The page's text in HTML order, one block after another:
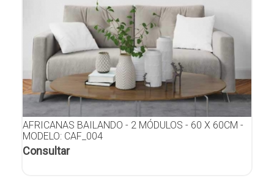
AFRICANAS BAILANDO - 2 MÓDULOS - 60 X 60CM -
MODELO: CAF_004
Consultar